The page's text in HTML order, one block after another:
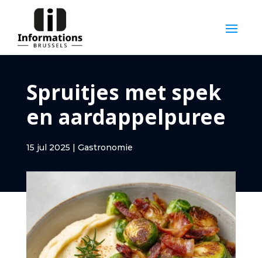
Spruitjes met spek
en aardappelpuree
15 jul 2025 | Gastronomie